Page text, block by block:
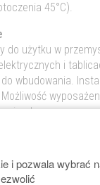
45°C).
do użytku w
i
wbudowania.
nieodporne na
przeciwzwarciowe
WTÓRNY PRĄDU
i pozwala wybrać